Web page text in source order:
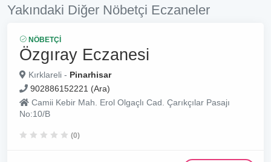
Yakındaki Diğer Nöbetçi Eczaneler
NÖBETÇI
Özgıray Eczanesi
Kırklareli - Pinarhisar
902886152221 (Ara)
Camii Kebir Mah. Erol Olgaçlı Cad. Çarıkçılar Pasajı
No:10/B
(0)